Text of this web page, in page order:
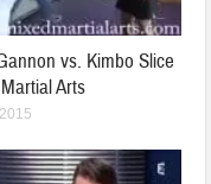
vs. Kimbo Slice
Arts